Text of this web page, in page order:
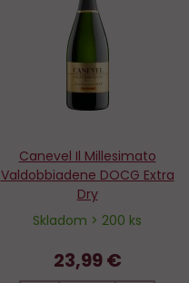
Canevel Il Millesimato
Valdobbiadene DOCG Extra
Dry
Skladom > 200 ks
23,99 €